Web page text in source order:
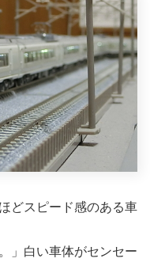
どスピード感のある車
」白い車体がセンセー